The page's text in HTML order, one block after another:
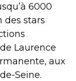
6000
des stars
de Laurence
aux
Seine.